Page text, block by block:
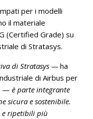
per i modelli
il materiale
(Certified Grade) su
di Stratasys.
di Stratasys — ha
di Airbus per
— è parte integrante
sicura e sostenibile.
e ripetibili più